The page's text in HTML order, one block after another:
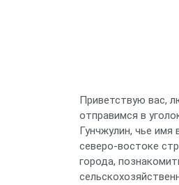
Приветствую вас,
отправимся в
Гунчжулин, чье
северо-востоке
города,